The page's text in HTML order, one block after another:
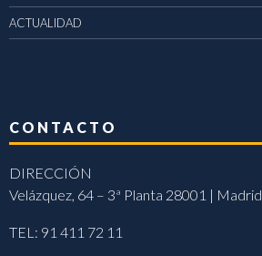
ACTUALIDAD
CONTACTO
DIRECCIÓN
Velázquez, 64 – 3ª Planta 28001 | Madrid
TEL: 91 411 72 11